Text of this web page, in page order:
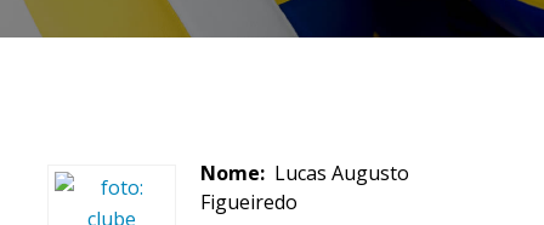
Nome: Lucas Augusto
Figueiredo